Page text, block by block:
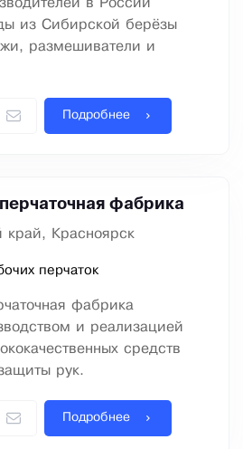
в России
из Сибирской берёзы
размешиватели и
Подробнее
фабрика
край, Красноярск
перчаток
фабрика
и реализацией
средств
рук.
Подробнее